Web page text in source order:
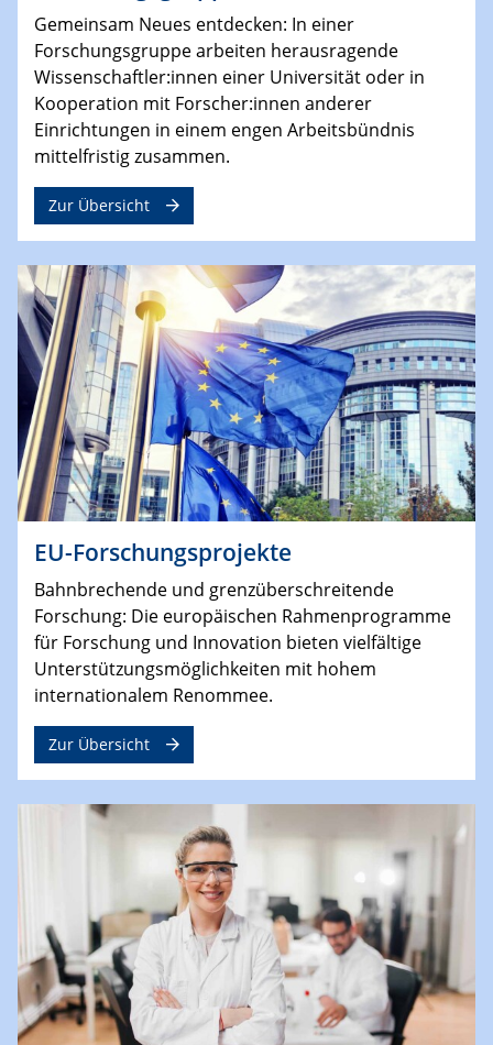
Gemeinsam Neues entdecken: In einer
Forschungsgruppe arbeiten herausragende
Wissenschaftler:innen einer Universität oder in
Kooperation mit Forscher:innen anderer
Einrichtungen in einem engen Arbeitsbündnis
mittelfristig zusammen.
Zur Übersicht
EU-Forschungsprojekte
Bahnbrechende und grenzüberschreitende
Forschung: Die europäischen Rahmenprogramme
für Forschung und Innovation bieten vielfältige
Unterstützungsmöglichkeiten mit hohem
internationalem Renommee.
Zur Übersicht